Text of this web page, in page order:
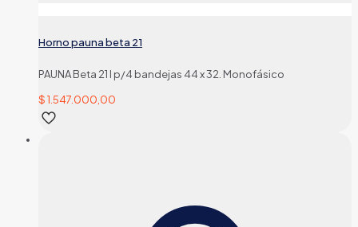
Horno pauna beta 21
PAUNA Beta 21 I p/4 bandejas 44 x 32. Monofásico
$1.547.000,00